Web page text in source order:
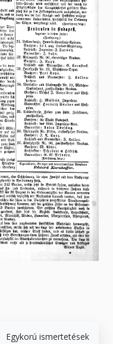
Egykorú ismertetések